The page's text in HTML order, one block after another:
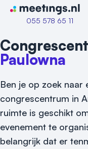
Naar home van
055 578 65 11
Paulowna
Ben je op zoek naar
congrescentrum in
ruimte is geschikt
evenement te
belangrijk dat er